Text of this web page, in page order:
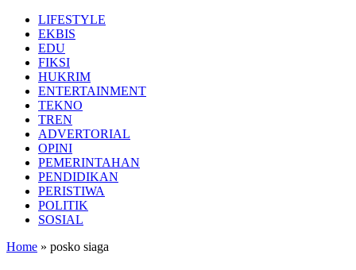
LIFESTYLE
EKBIS
EDU
FIKSI
HUKRIM
ENTERTAINMENT
TEKNO
TREN
ADVERTORIAL
OPINI
PEMERINTAHAN
PENDIDIKAN
PERISTIWA
POLITIK
SOSIAL
Home » posko siaga